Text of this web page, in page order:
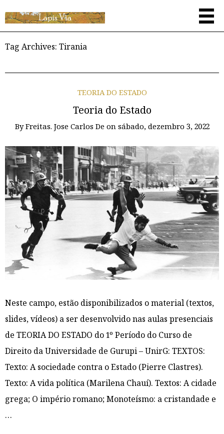
Tag Archives: Tirania
TEORIA DO ESTADO
Teoria do Estado
ByFreitas. Jose Carlos De on sábado, dezembro 3, 2022
Neste campo, estão disponibilizados o material (textos,
slides, vídeos) a ser desenvolvido nas aulas presenciais
de TEORIA DO ESTADO do 1º Período do Curso de
Direito da Universidade de Gurupi – UnirG: TEXTOS:
Texto: A sociedade contra o Estado (Pierre Clastres).
Texto: A vida política (Marilena Chauí). Textos: A cidade
grega; O império romano; Monoteísmo: a cristandade e
…